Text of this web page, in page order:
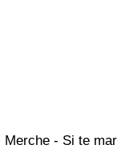
Merche - Si te